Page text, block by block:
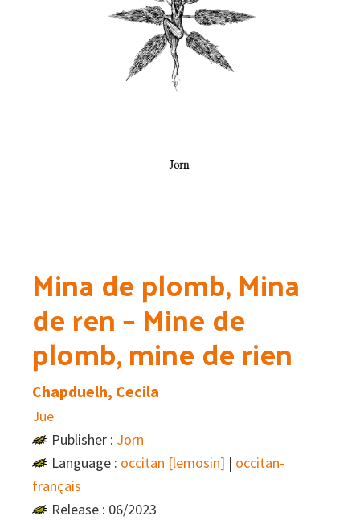
Mina de plomb, Mina
de ren – Mine de
plomb, mine de rien
Chapduelh, Cecila
Jue
Publisher : Jorn
Language : occitan [lemosin] | occitan-
français
Release : 06/2023